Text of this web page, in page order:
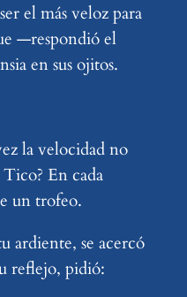
el más veloz para
—respondió el
en sus ojitos.
la velocidad no
Tico? En cada
un trofeo.
ardiente, se acercó
reflejo, pidió: